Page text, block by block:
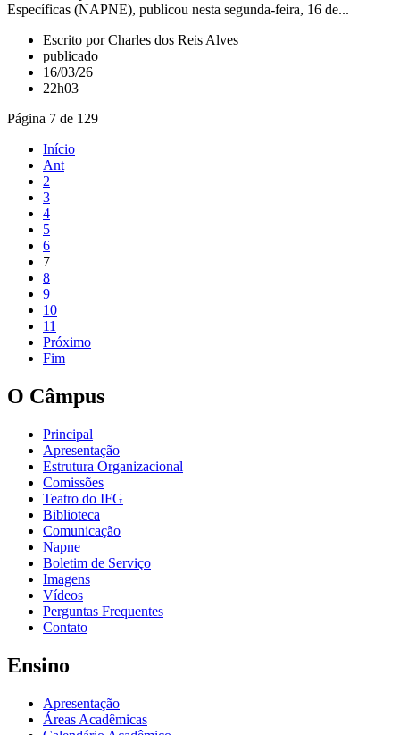
Específicas (NAPNE), publicou nesta segunda-feira, 16 de...
Escrito por Charles dos Reis Alves
publicado
16/03/26
22h03
Página 7 de 129
Início
Ant
2
3
4
5
6
7
8
9
10
11
Próximo
Fim
O Câmpus
Principal
Apresentação
Estrutura Organizacional
Comissões
Teatro do IFG
Biblioteca
Comunicação
Napne
Boletim de Serviço
Imagens
Vídeos
Perguntas Frequentes
Contato
Ensino
Apresentação
Áreas Acadêmicas